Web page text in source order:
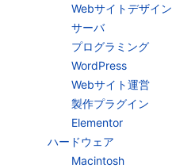
Webサイトデザイン
サーバ
プログラミング
WordPress
Webサイト運営
製作プラグイン
Elementor
ハードウェア
Macintosh